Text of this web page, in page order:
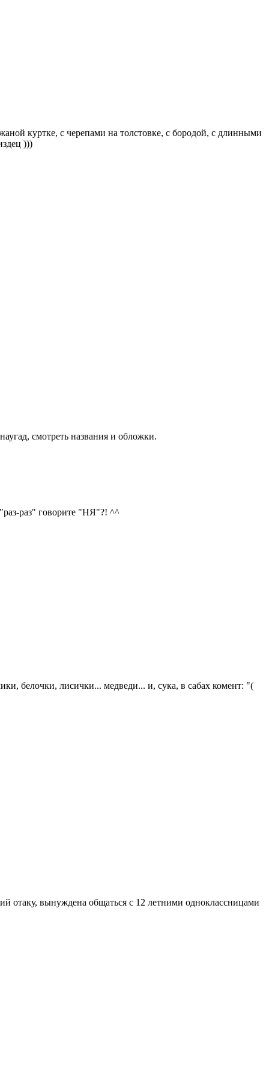
куртке, с черепами на толстовке, с бородой, с длинными
)))
смотреть названия и обложки.
раз" говорите "НЯ"?! ^^
белочки, лисички... медведи... и, сука, в сабах комент: "(
отаку, вынуждена общаться с 12 летними одноклассницами